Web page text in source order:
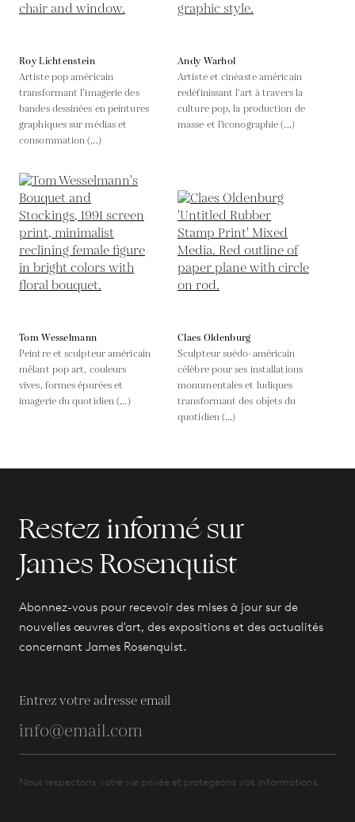
Roy Lichtenstein
Artiste pop américain
transformant l’imagerie des
bandes dessinées en peintures
graphiques sur médias et
consommation (...)
Andy Warhol
Artiste et cinéaste américain
redéfinissant l'art à travers la
culture pop, la production de
masse et l'iconographie (...)
Tom Wesselmann
Peintre et sculpteur américain
mêlant pop art, couleurs
vives, formes épurées et
imagerie du quotidien (...)
Claes Oldenburg
Sculpteur suédo-américain
célèbre pour ses installations
monumentales et ludiques
transformant des objets du
quotidien (...)
Restez informé sur
James Rosenquist
Abonnez-vous pour recevoir des mises à jour sur de
nouvelles œuvres d'art, des expositions et des actualités
concernant James Rosenquist.
Entrez votre adresse email
Nous respectons votre vie privée et protégeons vos informations.